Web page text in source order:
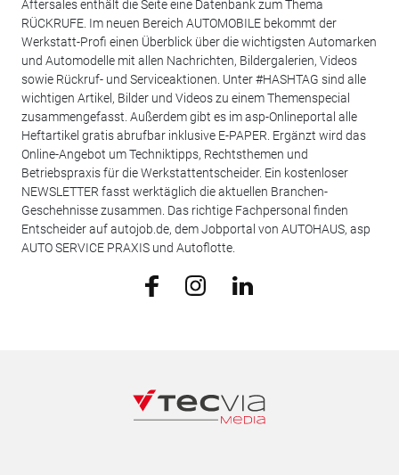
Aftersales enthält die Seite eine Datenbank zum Thema
RÜCKRUFE. Im neuen Bereich AUTOMOBILE bekommt der
Werkstatt-Profi einen Überblick über die wichtigsten Automarken
und Automodelle mit allen Nachrichten, Bildergalerien, Videos
sowie Rückruf- und Serviceaktionen. Unter #HASHTAG sind alle
wichtigen Artikel, Bilder und Videos zu einem Themenspecial
zusammengefasst. Außerdem gibt es im asp-Onlineportal alle
Heftartikel gratis abrufbar inklusive E-PAPER. Ergänzt wird das
Online-Angebot um Techniktipps, Rechtsthemen und
Betriebspraxis für die Werkstattentscheider. Ein kostenloser
NEWSLETTER fasst werktäglich die aktuellen Branchen-
Geschehnisse zusammen. Das richtige Fachpersonal finden
Entscheider auf autojob.de, dem Jobportal von AUTOHAUS, asp
AUTO SERVICE PRAXIS und Autoflotte.